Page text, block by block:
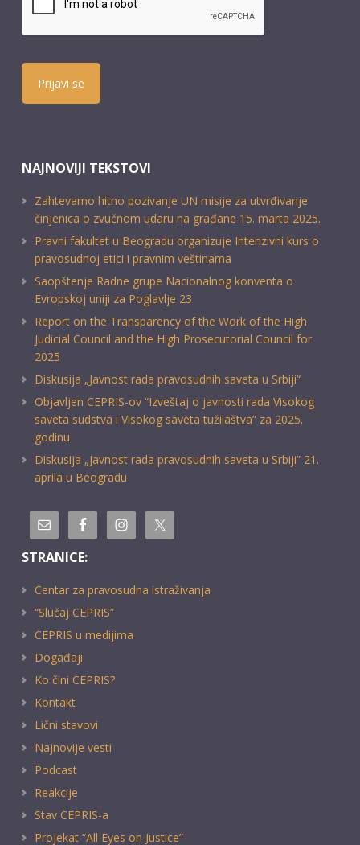
Prijavi se
NAJNOVIJI TEKSTOVI
Zahtevamo hitno pozivanje UN misije za utvrđivanje
činjenica o zvučnom udaru na građane 15. marta 2025.
Pravni fakultet u Beogradu organizuje Intenzivni kurs o
pravosudnoj etici i pravnim veštinama
Saopštenje Radne grupe Nacionalnog konventa o
Evropskoj uniji za Poglavlje 23
Report on the Transparency of the Work of the High
Judicial Council and the High Prosecutorial Council for
2025
Diskusija „Javnost rada pravosudnih saveta u Srbiji“
Objavljen CEPRIS-ov “Izveštaj o javnosti rada Visokog
saveta sudstva i Visokog saveta tužilaštva” za 2025.
godinu
Diskusija „Javnost rada pravosudnih saveta u Srbiji” 21.
aprila u Beogradu
STRANICE:
Centar za pravosudna istraživanja
“Slučaj CEPRIS”
CEPRIS u medijima
Događaji
Ko čini CEPRIS?
Kontakt
Lični stavovi
Najnovije vesti
Podcast
Reakcije
Stav CEPRIS-a
Projekat “All Eyes on Justice”